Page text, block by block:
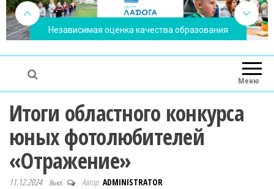
Независимая оценка качества образования
Меню
Итоги областного конкурса
юных фотолюбителей
«Отражение»
11.12.2024 Выкл. Автор ADMINISTRATOR